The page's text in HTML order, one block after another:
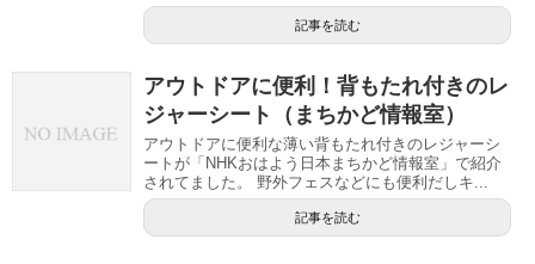
記事を読む
アウトドアに便利！背もたれ付きのレ
ジャーシート（まちかど情報室）
アウトドアに便利な薄い背もたれ付きのレジャーシ
ートが「NHKおはよう日本まちかど情報室」で紹介
されてました。 野外フェスなどにも便利だしキ...
記事を読む